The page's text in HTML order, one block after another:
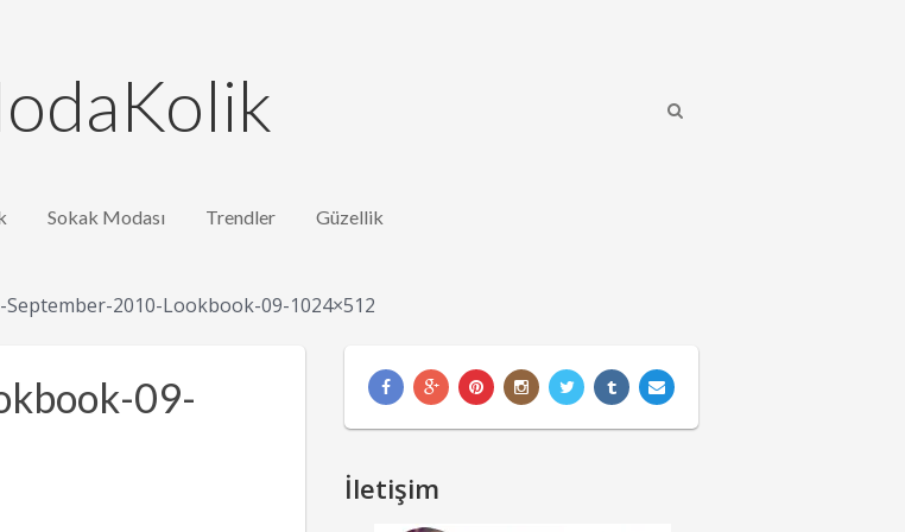
Sokak Modası Trendler Güzellik
September-2010-Lookbook-09-1024×512
09-
İletişim